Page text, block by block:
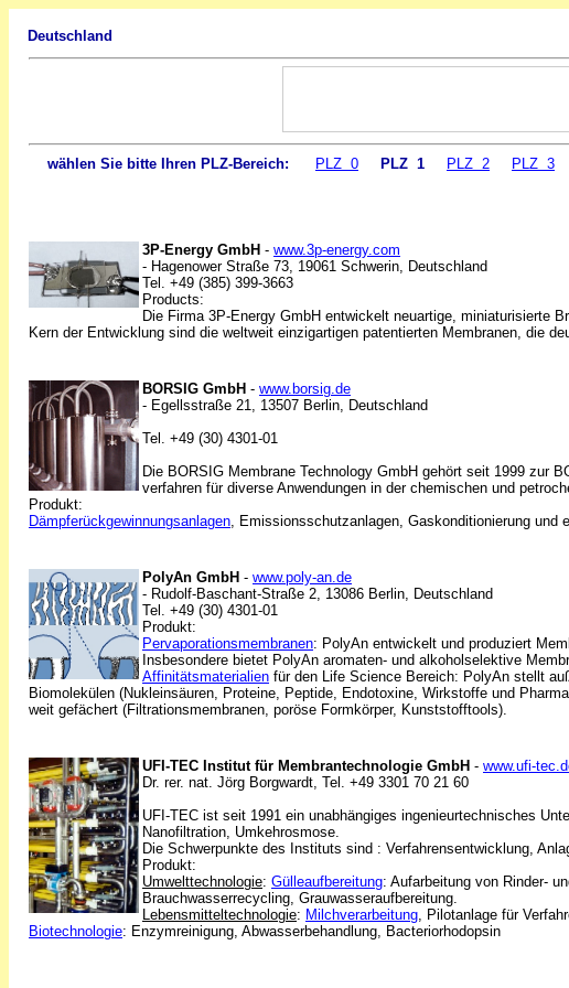
Deutschland
wählen Sie bitte Ihren PLZ-Bereich: PLZ 0 PLZ 1 PLZ 2 PLZ 3
3P-Energy GmbH - www.3p-energy.com
- Hagenower Straße 73, 19061 Schwerin, Deutschland
Tel. +49 (385) 399-3663
Products:
Die Firma 3P-Energy GmbH entwickelt neuartige, miniaturisierte
Kern der Entwicklung sind die weltweit einzigartigen patentierten Membranen, die
BORSIG GmbH - www.borsig.de
- Egellsstraße 21, 13507 Berlin, Deutschland
Tel. +49 (30) 4301-01
Die BORSIG Membrane Technology GmbH gehört seit 1999 zur
verfahren für diverse Anwendungen in der chemischen und
Produkt:
Dämpferückgewinnungsanlagen, Emissionsschutzanlagen, Gaskonditionierung und
PolyAn GmbH - www.poly-an.de
- Rudolf-Baschant-Straße 2, 13086 Berlin, Deutschland
Tel. +49 (30) 4301-01
Produkt:
Pervaporationsmembranen: PolyAn entwickelt und produziert
Insbesondere bietet PolyAn aromaten- und alkoholselektive
Affinitätsmaterialien für den Life Science Bereich: PolyAn stellt
Biomolekülen (Nukleinsäuren, Proteine, Peptide, Endotoxine, Wirkstoffe und
weit gefächert (Filtrationsmembranen, poröse Formkörper, Kunststofftools).
UFI-TEC Institut für Membrantechnologie GmbH - www.ufi-
Dr. rer. nat. Jörg Borgwardt, Tel. +49 3301 70 21 60
UFI-TEC ist seit 1991 ein unabhängiges ingenieurtechnisches
Nanofiltration, Umkehrosmose.
Die Schwerpunkte des Instituts sind : Verfahrensentwicklung,
Produkt:
Umwelttechnologie: Gülleaufbereitung: Aufarbeitung von Rinder-
Brauchwasserrecycling, Grauwasseraufbereitung.
Lebensmitteltechnologie: Milchverarbeitung, Pilotanlage für
Biotechnologie: Enzymreinigung, Abwasserbehandlung, Bacteriorhodopsin